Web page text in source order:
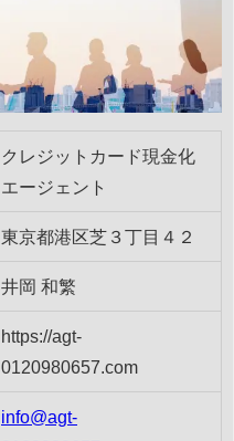
クレジットカード現金化
エージェント
東京都港区芝３丁目４２
井岡 和繁
https://agt-
0120980657.com
info@agt-